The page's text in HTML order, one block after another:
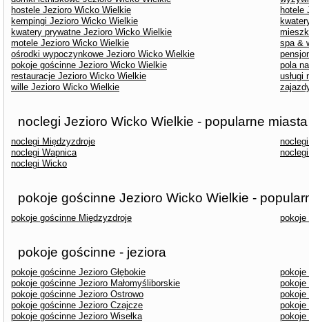
hostele Jezioro Wicko Wielkie
hotele
kempingi Jezioro Wicko Wielkie
kwatery prywatne Jezioro Wicko Wielkie
motele Jezioro Wicko Wielkie
spa &
ośrodki wypoczynkowe Jezioro Wicko Wielkie
pokoje gościnne Jezioro Wicko Wielkie
pola
restauracje Jezioro Wicko Wielkie
usługi
wille Jezioro Wicko Wielkie
noclegi Jezioro Wicko Wielkie - popularne miasta
noclegi Międzyzdroje
noclegi Wapnica
noclegi Wicko
pokoje gościnne Jezioro Wicko Wielkie -
pokoje gościnne Międzyzdroje pokoje
pokoje gościnne - jeziora
pokoje gościnne Jezioro Głębokie
pokoje
pokoje gościnne Jezioro Małomyśliborskie
pokoje
pokoje gościnne Jezioro Ostrowo
pokoje
pokoje gościnne Jezioro Czajcze
pokoje
pokoje gościnne Jezioro Wisełka
pokoje